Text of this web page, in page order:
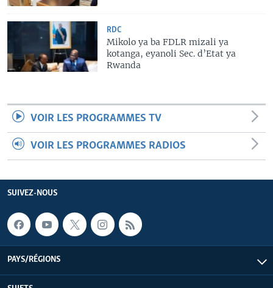
RDC
Mikolo ya ba FDLR mizali ya
kotanga, eyanoli Sec. d’Etat ya
Rwanda
VOIR LES PROGRAMMES TV
VOIR LES PROGRAMMES RADIOS
SUIVEZ-NOUS
PAYS/RÉGIONS